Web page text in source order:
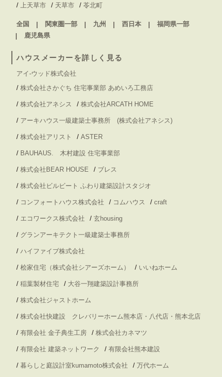
/ 上天草市 / 天草市 / 苓北町
全国 関東圏一部 九州 西日本
福岡県一部
鹿児島県
ハウスメーカーを詳しく見る
アイ-ウッド株式会社
/ 株式会社さかぐち 住宅事業部 あめいろ工務店
/ 株式会社アネシス / 株式会社ARCATH HOME
/ アーキハウス一級建築士事務所 (株式会社アネシス)
/ 株式会社アリスト / ASTER
/ BAUHAUS. 木村建設 住宅事業部
/ 株式会社BEAR HOUSE / ブレス
/ 株式会社ビルビート ふわり建築設計スタジオ
/ コンフォートハウス株式会社 / コムハウス / craft
/ エコワークス株式会社 / 玄housing
/ グランアーキテクト一級建築士事務所
/ ハイファイブ株式会社
/ 桧家住宅（株式会社シアーズホーム） / いいねホーム
/ 稲葉製材住宅 / 大谷一翔建築設計事務所
/ 株式会社ジャストホーム
/ 株式会社快建設 クレバリーホーム熊本店・八代店・熊本北店
/ 有限会社 金子典生工房 / 株式会社カネマツ
/ 有限会社 建築ネットワーク / 有限会社熊本建設
/ 暮らしと庭設計室kumamoto株式会社 / 万代ホーム